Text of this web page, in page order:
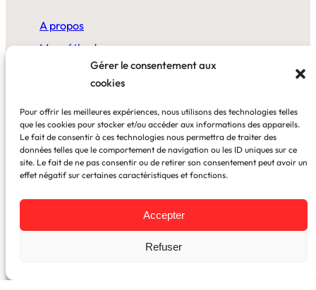
Gérer le consentement aux
cookies
Pour offrir les meilleures expériences, nous utilisons des technologies telles
que les cookies pour stocker et/ou accéder aux informations des appareils.
Le fait de consentir à ces technologies nous permettra de traiter des
données telles que le comportement de navigation ou les ID uniques sur ce
site. Le fait de ne pas consentir ou de retirer son consentement peut avoir un
effet négatif sur certaines caractéristiques et fonctions.
Accepter
Refuser
A propos
Ma méthode
Au bureau
Blog
Cas clients
Newsletter